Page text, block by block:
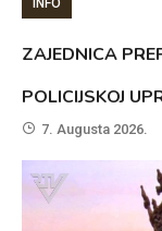
INFO
ZAJEDNICA
POLICIJSKOJ
7. Augusta 2026.